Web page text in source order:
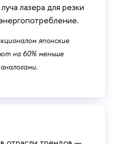
лазера для резки
японские
на 60% меньше